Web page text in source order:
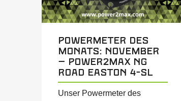
Powermeter des
Monats: November
– power2max NG
Road Easton 4-SL
Unser Powermeter des